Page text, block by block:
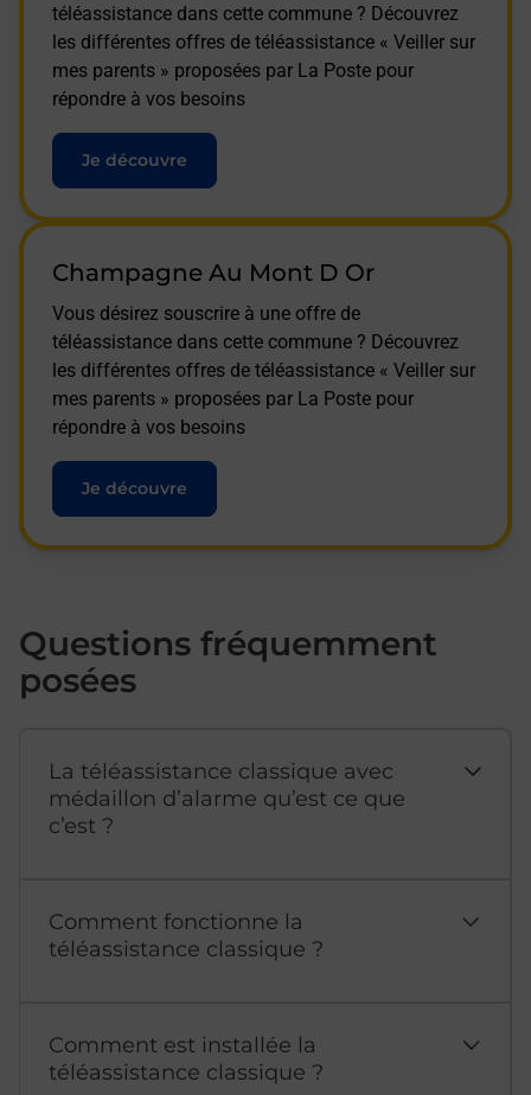
téléassistance dans cette commune ? Découvrez
les différentes offres de téléassistance « Veiller sur
mes parents » proposées par La Poste pour
répondre à vos besoins
Je découvre
Champagne Au Mont D Or
Vous désirez souscrire à une offre de
téléassistance dans cette commune ? Découvrez
les différentes offres de téléassistance « Veiller sur
mes parents » proposées par La Poste pour
répondre à vos besoins
Je découvre
Questions fréquemment
posées
La téléassistance classique avec
médaillon d’alarme qu’est ce que
c’est ?
Comment fonctionne la
téléassistance classique ?
Comment est installée la
téléassistance classique ?